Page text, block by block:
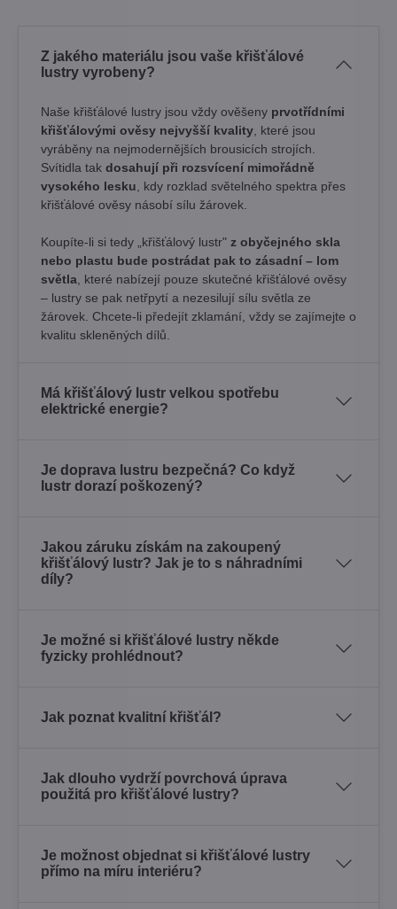
Z jakého materiálu jsou vaše křišťálové
lustry vyrobeny?
Naše křišťálové lustry jsou vždy ověšeny prvotřídními
křišťálovými ověsy nejvyšší kvality , které jsou
vyráběny na nejmodernějších brousicích strojích.
Svítidla tak dosahují při rozsvícení mimořádně
vysokého lesku , kdy rozklad světelného spektra přes
křišťálové ověsy násobí sílu žárovek. ​
Koupíte-li si tedy „křišťálový lustr" z obyčejného skla
nebo plastu bude postrádat pak to zásadní – lom
světla , které nabízejí pouze skutečné křišťálové ověsy
– lustry se pak netřpytí a nezesilují sílu světla ze
žárovek. Chcete-li předejít zklamání, vždy se zajímejte o
kvalitu skleněných dílů.
Má křišťálový lustr velkou spotřebu
elektrické energie?
Je doprava lustru bezpečná? Co když
lustr dorazí poškozený?
Jakou záruku získám na zakoupený
křišťálový lustr? Jak je to s náhradními
díly?
Je možné si křišťálové lustry někde
fyzicky prohlédnout?
Jak poznat kvalitní křišťál?
Jak dlouho vydrží povrchová úprava
použitá pro křišťálové lustry?
Je možnost objednat si křišťálové lustry
přímo na míru interiéru?